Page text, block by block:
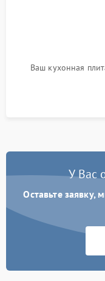
Ваш кухонная
У Вас
Оставьте